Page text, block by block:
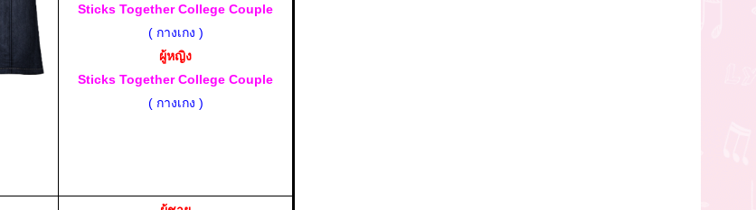
Sticks Together College Couple
( กางเกง )
ผู้หญิง
Sticks Together College Couple
( กางเกง )